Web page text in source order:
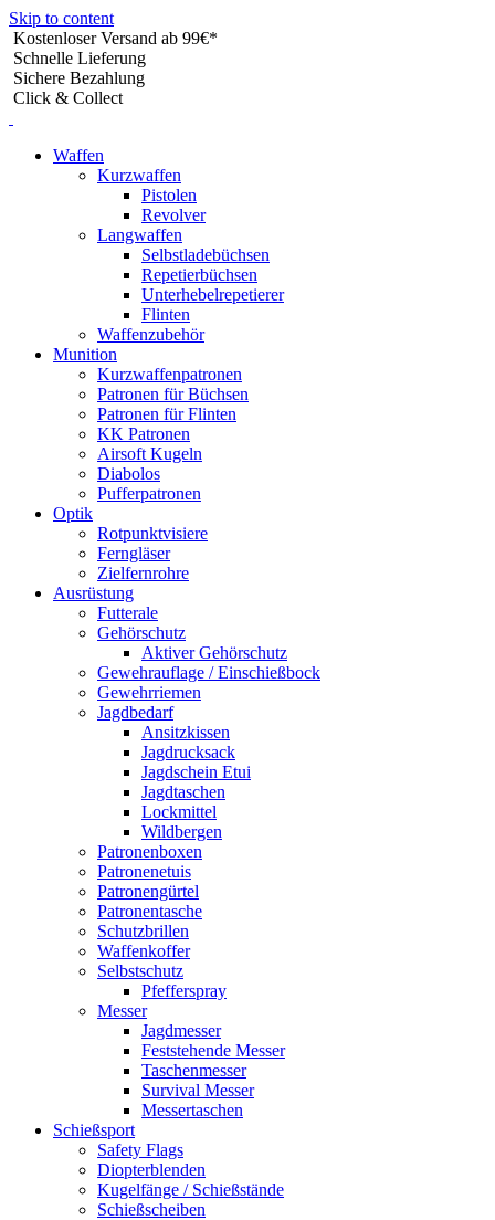
Skip to content
Kostenloser Versand ab 99€*
Schnelle Lieferung
Sichere Bezahlung
Click & Collect
Waffen
Kurzwaffen
Pistolen
Revolver
Langwaffen
Selbstladebüchsen
Repetierbüchsen
Unterhebelrepetierer
Flinten
Waffenzubehör
Munition
Kurzwaffenpatronen
Patronen für Büchsen
Patronen für Flinten
KK Patronen
Airsoft Kugeln
Diabolos
Pufferpatronen
Optik
Rotpunktvisiere
Ferngläser
Zielfernrohre
Ausrüstung
Futterale
Gehörschutz
Aktiver Gehörschutz
Gewehrauflage / Einschießbock
Gewehrriemen
Jagdbedarf
Ansitzkissen
Jagdrucksack
Jagdschein Etui
Jagdtaschen
Lockmittel
Wildbergen
Patronenboxen
Patronenetuis
Patronengürtel
Patronentasche
Schutzbrillen
Waffenkoffer
Selbstschutz
Pfefferspray
Messer
Jagdmesser
Feststehende Messer
Taschenmesser
Survival Messer
Messertaschen
Schießsport
Safety Flags
Diopterblenden
Kugelfänge / Schießstände
Schießscheiben